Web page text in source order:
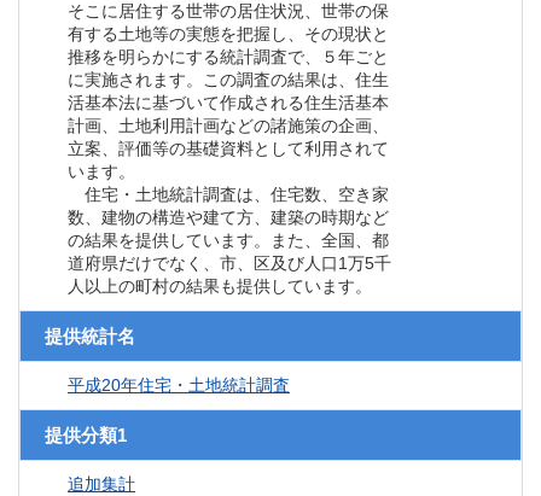
そこに居住する世帯の居住状況、世帯の保
有する土地等の実態を把握し、その現状と
推移を明らかにする統計調査で、５年ごと
に実施されます。この調査の結果は、住生
活基本法に基づいて作成される住生活基本
計画、土地利用計画などの諸施策の企画、
立案、評価等の基礎資料として利用されて
います。
住宅・土地統計調査は、住宅数、空き家
数、建物の構造や建て方、建築の時期など
の結果を提供しています。また、全国、都
道府県だけでなく、市、区及び人口1万5千
人以上の町村の結果も提供しています。
提供統計名
平成20年住宅・土地統計調査
提供分類1
追加集計